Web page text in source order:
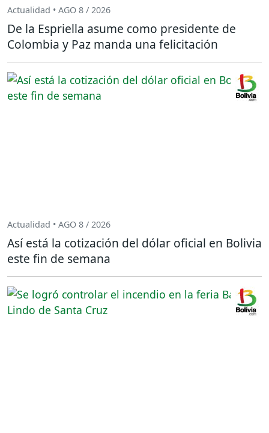
Actualidad • AGO 8 / 2026
De la Espriella asume como presidente de
Colombia y Paz manda una felicitación
Actualidad • AGO 8 / 2026
Así está la cotización del dólar oficial en Bolivia
este fin de semana